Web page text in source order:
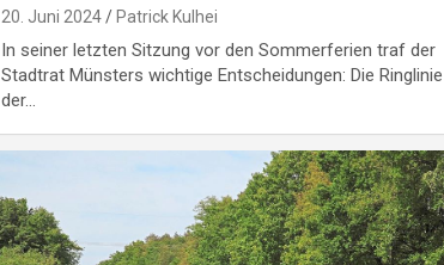
20. Juni 2024 Patrick Kulhei
In seiner letzten Sitzung vor den Sommerferien traf der
Stadtrat Münsters wichtige Entscheidungen: Die Ringlinie
der…